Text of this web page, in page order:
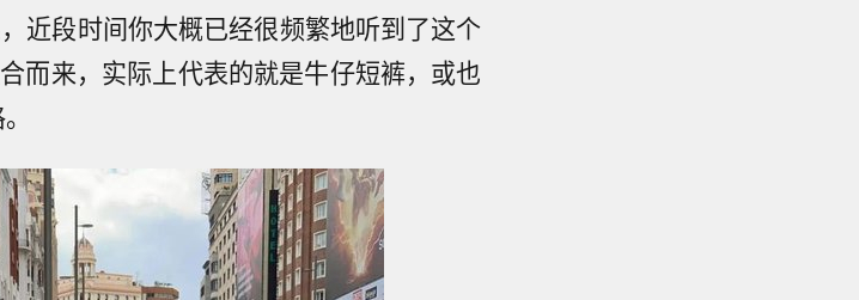
近段时间你大概已经很频繁地听到了这个
合而来，实际上代表的就是牛仔短裤，或也